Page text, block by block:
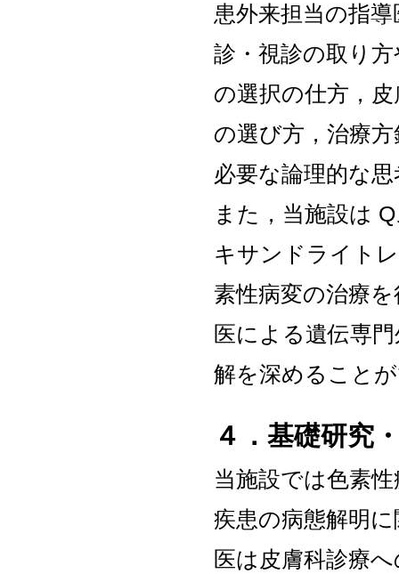
患外来担当の指
診・視診の取り
の選択の仕方，
の選び方，治療
必要な論理的な
また，当施設は
キサンドライト
素性病変の治療
医による遺伝専
解を深めること
４．基礎研究
当施設では色素
疾患の病態解明
医は皮膚科診療